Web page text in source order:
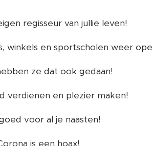
regisseur van jullie leven!
winkels en sportscholen weer
ze dat ook gedaan!
verdienen en plezier maken!
voor al je naasten!
is een hoax!